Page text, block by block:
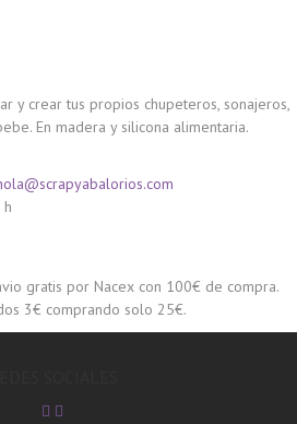
y crear tus propios chupeteros, sonajeros,
En madera y silicona alimentaria.
gratis por Nacex con 100€ de compra.
3€ comprando solo 25€.